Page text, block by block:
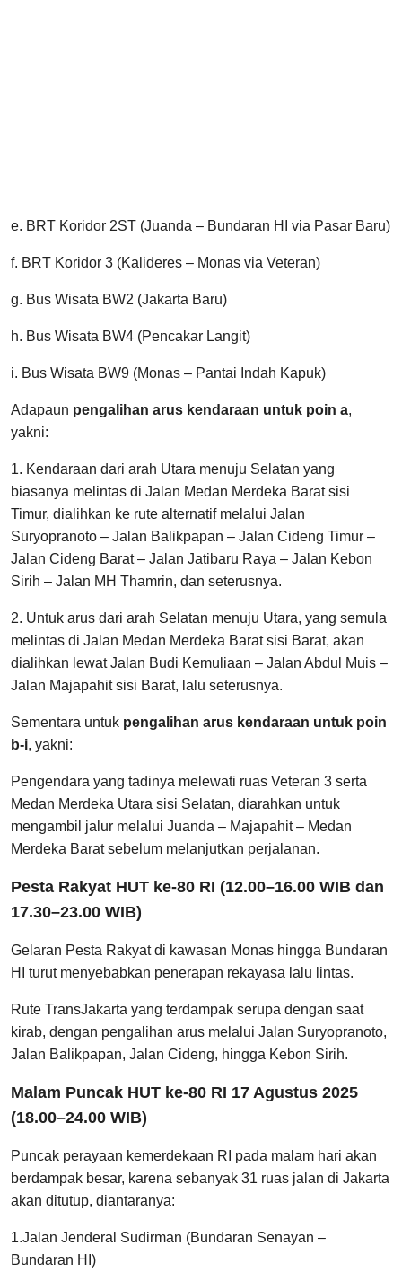
e. BRT Koridor 2ST (Juanda – Bundaran HI via Pasar Baru)
f. BRT Koridor 3 (Kalideres – Monas via Veteran)
g. Bus Wisata BW2 (Jakarta Baru)
h. Bus Wisata BW4 (Pencakar Langit)
i. Bus Wisata BW9 (Monas – Pantai Indah Kapuk)
Adapaun pengalihan arus kendaraan untuk poin a,
yakni:
1. Kendaraan dari arah Utara menuju Selatan yang
biasanya melintas di Jalan Medan Merdeka Barat sisi
Timur, dialihkan ke rute alternatif melalui Jalan
Suryopranoto – Jalan Balikpapan – Jalan Cideng Timur –
Jalan Cideng Barat – Jalan Jatibaru Raya – Jalan Kebon
Sirih – Jalan MH Thamrin, dan seterusnya.
2. Untuk arus dari arah Selatan menuju Utara, yang semula
melintas di Jalan Medan Merdeka Barat sisi Barat, akan
dialihkan lewat Jalan Budi Kemuliaan – Jalan Abdul Muis –
Jalan Majapahit sisi Barat, lalu seterusnya.
Sementara untuk pengalihan arus kendaraan untuk poin
b-i, yakni:
Pengendara yang tadinya melewati ruas Veteran 3 serta
Medan Merdeka Utara sisi Selatan, diarahkan untuk
mengambil jalur melalui Juanda – Majapahit – Medan
Merdeka Barat sebelum melanjutkan perjalanan.
Pesta Rakyat HUT ke-80 RI (12.00–16.00 WIB dan
17.30–23.00 WIB)
Gelaran Pesta Rakyat di kawasan Monas hingga Bundaran
HI turut menyebabkan penerapan rekayasa lalu lintas.
Rute TransJakarta yang terdampak serupa dengan saat
kirab, dengan pengalihan arus melalui Jalan Suryopranoto,
Jalan Balikpapan, Jalan Cideng, hingga Kebon Sirih.
Malam Puncak HUT ke-80 RI 17 Agustus 2025
(18.00–24.00 WIB)
Puncak perayaan kemerdekaan RI pada malam hari akan
berdampak besar, karena sebanyak 31 ruas jalan di Jakarta
akan ditutup, diantaranya:
1.Jalan Jenderal Sudirman (Bundaran Senayan –
Bundaran HI)